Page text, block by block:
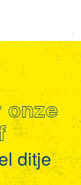
onze
ditje